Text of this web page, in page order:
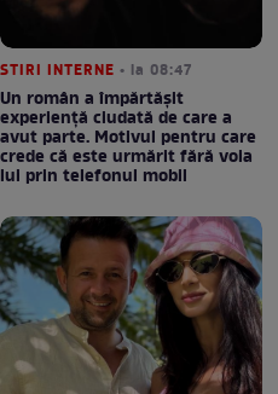
STIRI INTERNE • la 08:47
Un român a împărtășit
experiență ciudată de care a
avut parte. Motivul pentru care
crede că este urmărit fără voia
lui prin telefonul mobil